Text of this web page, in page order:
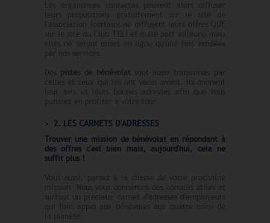
Les organismes contactés peuvent alors diffuser
leurs propositions gratuitement sur le site de
l'association (certains ne diffusent leurs offres QUE
sur le site du Club TELI et nulle part ailleurs) mais
elles ne seront mises en ligne qu'une fois validées
par nos services.
Des pistes de bénévolatsont aussi transmises par
celles et ceux qui les ont vécus avant. Ils donnent
leur avis et leurs bonnes adresses afin que vous
puissiez en profiter à votre tour.
2. LES CARNETS D'ADRESSES
Trouver une mission de bénévolat en répondant à
des offres c'est bien mais, aujourd'hui, cela ne
suffit plus !
Vous aussi, partez à la chasse de votre prochaine
mission. Nous vous donnerons des conseils utiles et
surtout un précieux carnet d'adresses d'employeurs
qui font appel aux bénévoles aux quatre coins de
la planète.